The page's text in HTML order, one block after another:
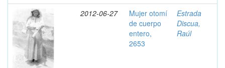
2012-06-27
Mujer otomí
de cuerpo
entero,
2653
Estrada
Discua,
Raúl